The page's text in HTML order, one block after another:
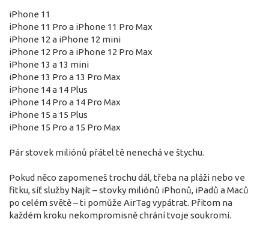
iPhone 11
iPhone 11 Pro a iPhone 11 Pro Max
iPhone 12 a iPhone 12 mini
iPhone 12 Pro a iPhone 12 Pro Max
iPhone 13 a 13 mini
iPhone 13 Pro a 13 Pro Max
iPhone 14 a 14 Plus
iPhone 14 Pro a 14 Pro Max
iPhone 15 a 15 Plus
iPhone 15 Pro a 15 Pro Max
Pár stovek miliónů přátel tě nenechá ve štychu.
Pokud něco zapomeneš trochu dál, třeba na pláži nebo ve
fitku, síť služby Najít – stovky miliónů iPhonů, iPadů a Maců
po celém světě – ti pomůže AirTag vypátrat. Přitom na
každém kroku nekompromisně chrání tvoje soukromí.